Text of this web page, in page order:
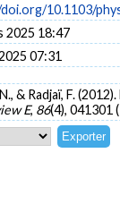
10.1103/
2025 18:47
07:31
& Radjaï, F.
E, 86(4), 041301